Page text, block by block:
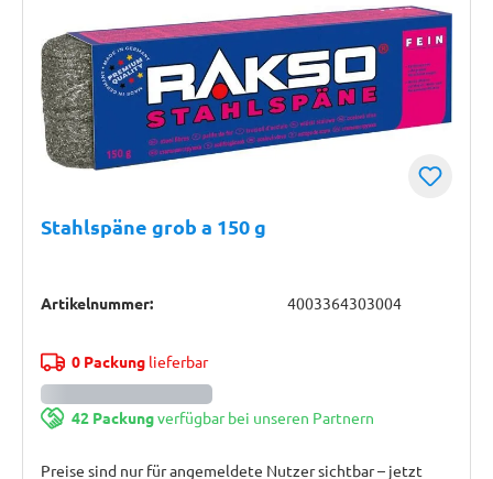
Stahlspäne grob a 150 g
Artikelnummer: 4003364303004
0 Packunglieferbar
42 Packungverfügbar bei unseren Partnern
Preise sind nur für angemeldete Nutzer sichtbar – jetzt